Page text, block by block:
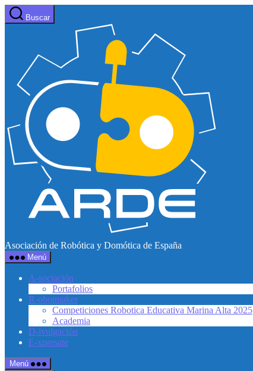
Saltar
al
Buscar
Asociación de Robótica y Domótica de España
Menú
A-sociación
Portafolios
R-obotmaker
Competiciones Robotica Educativa Marina Alta 2025
Academia
D-ivulgación
E-xpresate
Menú